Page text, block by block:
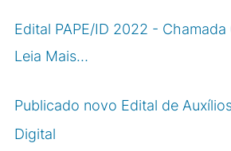
Edital PAPE/ID 2022 - Chamada
Leia Mais…
Publicado novo Edital de
Digital